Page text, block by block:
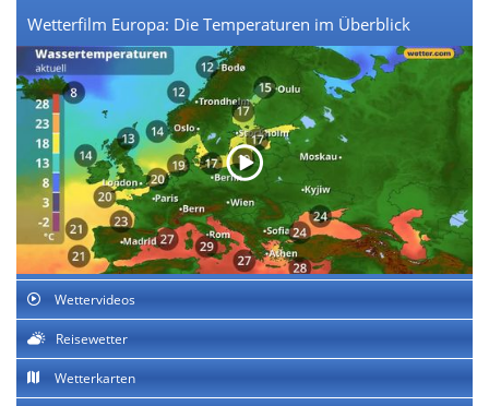
Wetterfilm Europa: Die Temperaturen im Überblick
Wettervideos
Reisewetter
Wetterkarten